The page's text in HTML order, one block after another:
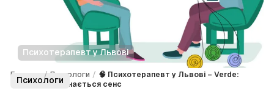
Психотерапевт у Львові
Головна / Психологи / 🧠 Психотерапевт у Львові – Verde:
місце, де починається сенс
Психологи